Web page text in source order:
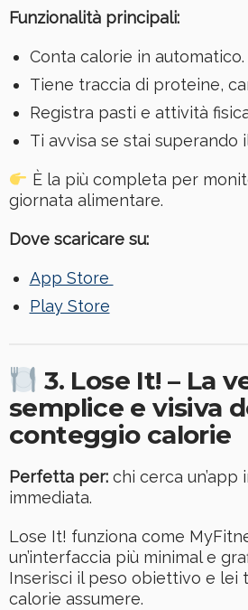
Funzionalità principali:
Conta calorie in automatico.
Tiene traccia di proteine,
Registra pasti e attività
Ti avvisa se stai superando
È la più completa per
giornata alimentare.
Dove scaricare su:
App Store
Play Store
3. Lose It! – La
semplice e visiva
conteggio calorie
Perfetta per: chi cerca un’app
immediata.
Lose It! funziona come
un’interfaccia più minimal e
Inserisci il peso obiettivo e lei
calorie assumere.